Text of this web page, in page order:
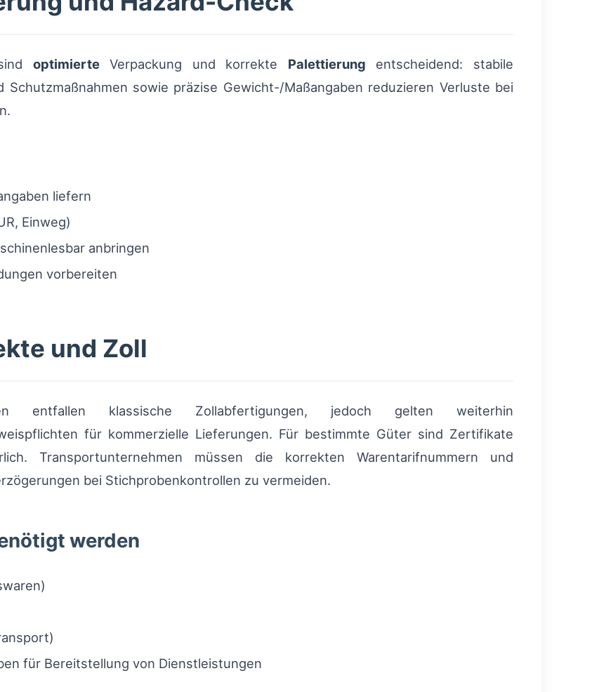
optimierteVerpackung und korrekte Palettierung entscheidend: stabile
sowie präzise Gewicht-/Maßangaben reduzieren Verluste bei
liefern
Einweg)
anbringen
vorbereiten
und Zoll
entfallen klassische Zollabfertigungen, jedoch gelten weiterhin
für kommerzielle Lieferungen. Für bestimmte Güter sind Zertifikate
Transportunternehmen müssen die korrekten Warentarifnummern und
bei Stichprobenkontrollen zu vermeiden.
werden
für Bereitstellung von Dienstleistungen